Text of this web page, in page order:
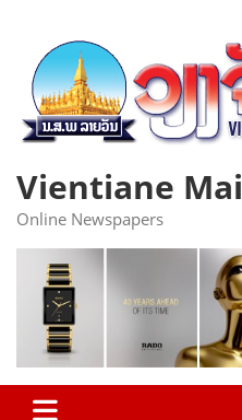
content
Vientiane Mai
Online Newspapers